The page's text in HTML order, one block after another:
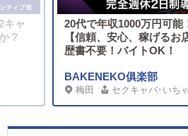
キャ
？
20代で年収1000万円可能
【信頼、安心、稼げるお
歴書不要！バイトOK！
BAKENEKO俱楽部
梅田 セクキャバ･いち